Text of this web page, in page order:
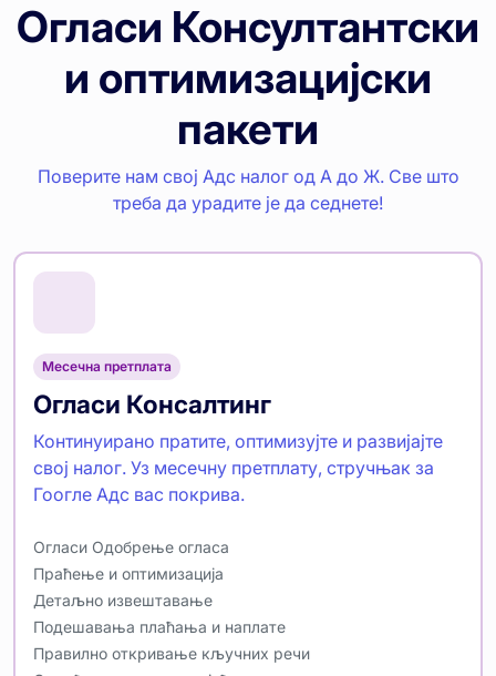
Огласи Консултантски
и оптимизацијски
пакети
Поверите нам свој Адс налог од А до Ж. Све што
треба да урадите је да седнете!
Месечна претплата
Огласи Консалтинг
Континуирано пратите, оптимизујте и развијајте
свој налог. Уз месечну претплату, стручњак за
Гоогле Адс вас покрива.
Огласи Одобрење огласа
Праћење и оптимизација
Детаљно извештавање
Подешавања плаћања и наплате
Правилно откривање кључних речи